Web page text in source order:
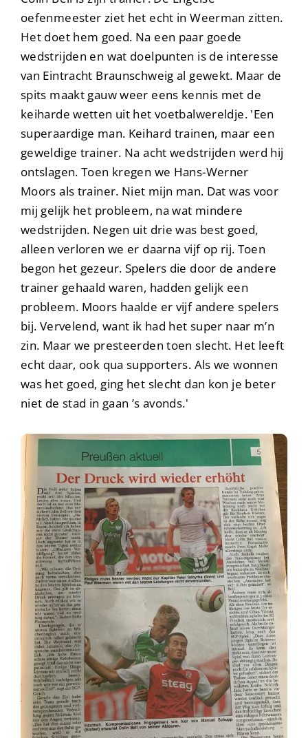
oefenmeester ziet het echt in Weerman zitten.
Het doet hem goed. Na een paar goede
wedstrijden en wat doelpunten is de interesse
van Eintracht Braunschweig al gewekt. Maar de
spits maakt gauw weer eens kennis met de
keiharde wetten uit het voetbalwereldje. 'Een
superaardige man. Keihard trainen, maar een
geweldige trainer. Na acht wedstrijden werd hij
ontslagen. Toen kregen we Hans-Werner
Moors als trainer. Niet mijn man. Dat was voor
mij gelijk het probleem, na wat mindere
wedstrijden. Negen uit drie was best goed,
alleen verloren we er daarna vijf op rij. Toen
begon het gezeur. Spelers die door de andere
trainer gehaald waren, hadden gelijk een
probleem. Moors haalde er vijf andere spelers
bij. Vervelend, want ik had het super naar m’n
zin. Maar we presteerden toen slecht. Het leeft
echt daar, ook qua supporters. Als we wonnen
was het goed, ging het slecht dan kon je beter
niet de stad in gaan ’s avonds.'